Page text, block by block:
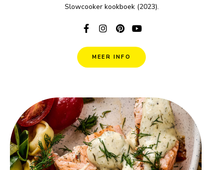
Slowcooker kookboek (2023).
MEER INFO